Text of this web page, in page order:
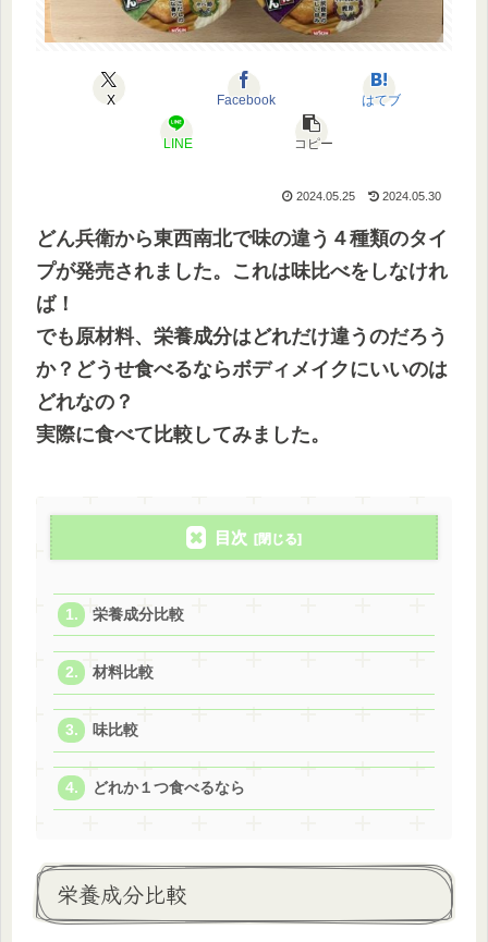
X Facebook はてブ
LINE コピー
2024.05.25 2024.05.30
どん兵衛から東西南北で味の違う４種類のタイ
プが発売されました。これは味比べをしなけれ
ば！
でも原材料、栄養成分はどれだけ違うのだろう
か？どうせ食べるならボディメイクにいいのは
どれなの？
実際に食べて比較してみました。
目次
栄養成分比較
材料比較
味比較
どれか１つ食べるなら
栄養成分比較